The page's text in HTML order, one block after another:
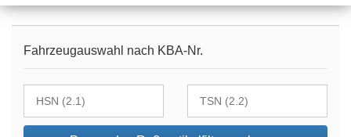
Fahrzeugauswahl nach KBA-Nr.